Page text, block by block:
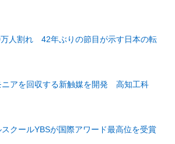
人割れ 42年ぶりの節目が示す日本の転
ニアを回収する新触媒を開発 高知工科
クールYBSが国際アワード最高位を受賞